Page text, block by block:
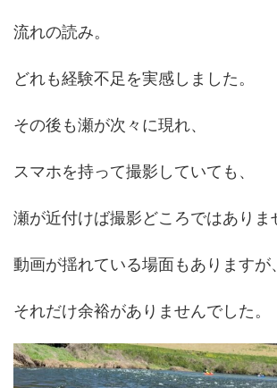
流れの読み。
どれも経験不足を実感しました。
その後も瀬が次々に現れ、
スマホを持って撮影していても、
瀬が近付けば撮影どころではありま
動画が揺れている場面もありますが、
それだけ余裕がありませんでした。